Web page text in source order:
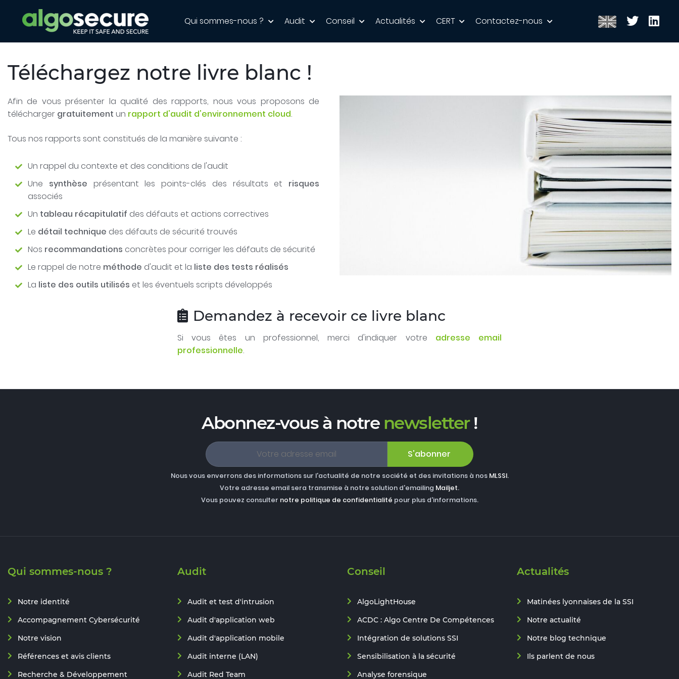
Qui sommes-nous ? Audit Conseil Actualités CERT Contactez-nous
Téléchargez notre livre blanc !
Afin de vous présenter la qualité des rapports, nous vous proposons de
télécharger gratuitement un rapport d'audit d'environnement cloud.
Tous nos rapports sont constitués de la manière suivante :
Un rappel du contexte et des conditions de l'audit
Une synthèse présentant les points-clés des résultats et risques
associés
Un tableau récapitulatif des défauts et actions correctives
Le détail technique des défauts de sécurité trouvés
Nos recommandations concrètes pour corriger les défauts de sécurité
Le rappel de notre méthode d'audit et la liste des tests réalisés
La liste des outils utilisés et les éventuels scripts développés
Demandez à recevoir ce livre blanc
Si vous êtes un professionnel, merci d'indiquer votre adresse email
professionnelle.
Abonnez-vous à notre newsletter!
S'abonner
Nous vous enverrons des informations sur l'actualité de notre société et des invitations à nos MLSSI.
Votre adresse email sera transmise à notre solution d'emailing Mailjet.
Vous pouvez consulter notre politique de confidentialité pour plus d'informations.
Qui sommes-nous ?
Notre identité
Accompagnement Cybersécurité
Notre vision
Références et avis clients
Recherche & Développement
Audit
Audit et test d'intrusion
Audit d'application web
Audit d'application mobile
Audit interne (LAN)
Audit Red Team
Conseil
AlgoLightHouse
ACDC : Algo Centre De Compétences
Intégration de solutions SSI
Sensibilisation à la sécurité
Analyse forensique
Actualités
Matinées lyonnaises de la SSI
Notre actualité
Notre blog technique
Ils parlent de nous